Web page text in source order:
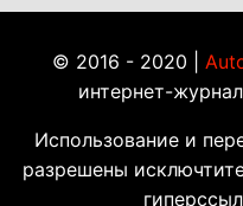
© 2016 - 2020 |
интернет-
Использование и
разрешены